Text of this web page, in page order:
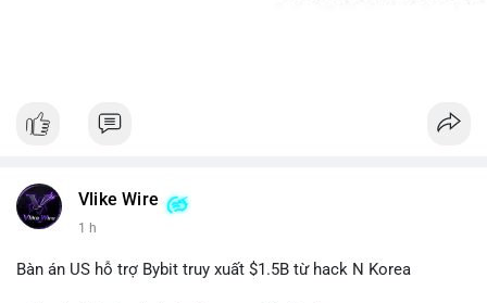
Vlike Wire
1 h
Bàn án US hỗ trợ Bybit truy xuất $1.5B từ hack N Korea